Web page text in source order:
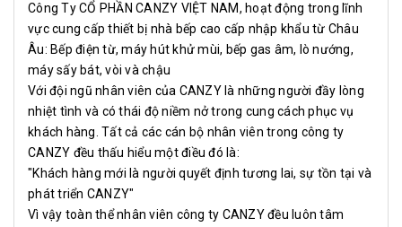
Công Ty CỔ PHẦN CANZY VIỆT NAM, hoạt động trong lĩnh
vực cung cấp thiết bị nhà bếp cao cấp nhập khẩu từ Châu
Âu: Bếp điện từ, máy hút khử mùi, bếp gas âm, lò nướng,
máy sấy bát, vòi và chậu
Với đội ngũ nhân viên của CANZY là những người đầy lòng
nhiệt tình và có thái độ niềm nở trong cung cách phục vụ
khách hàng. Tất cả các cán bộ nhân viên trong công ty
CANZY đều thấu hiểu một điều đó là:
"Khách hàng mới là người quyết định tương lai, sự tồn tại và
phát triển CANZY"
Vì vậy toàn thể nhân viên công ty CANZY đều luôn tâm